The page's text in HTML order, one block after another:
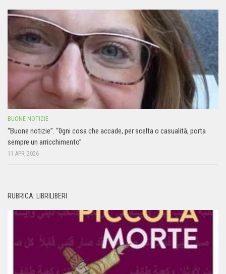
BUONE NOTIZIE
“Buone notizie”. “0gni cosa che accade, per scelta o casualità, porta
sempre un arricchimento”
11 APR, 2026
RUBRICA: LIBRILIBERI